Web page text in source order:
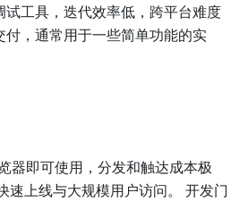
工具，迭代效率低，跨平台难度
，通常用于一些简单功能的实
器即可使用，分发和触达成本极
速上线与大规模用户访问。 开发门